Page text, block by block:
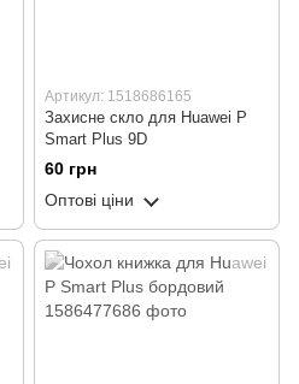
Артикул: 1518686165
Захисне скло для Huawei P
Smart Plus 9D
60 грн
Оптові ціни